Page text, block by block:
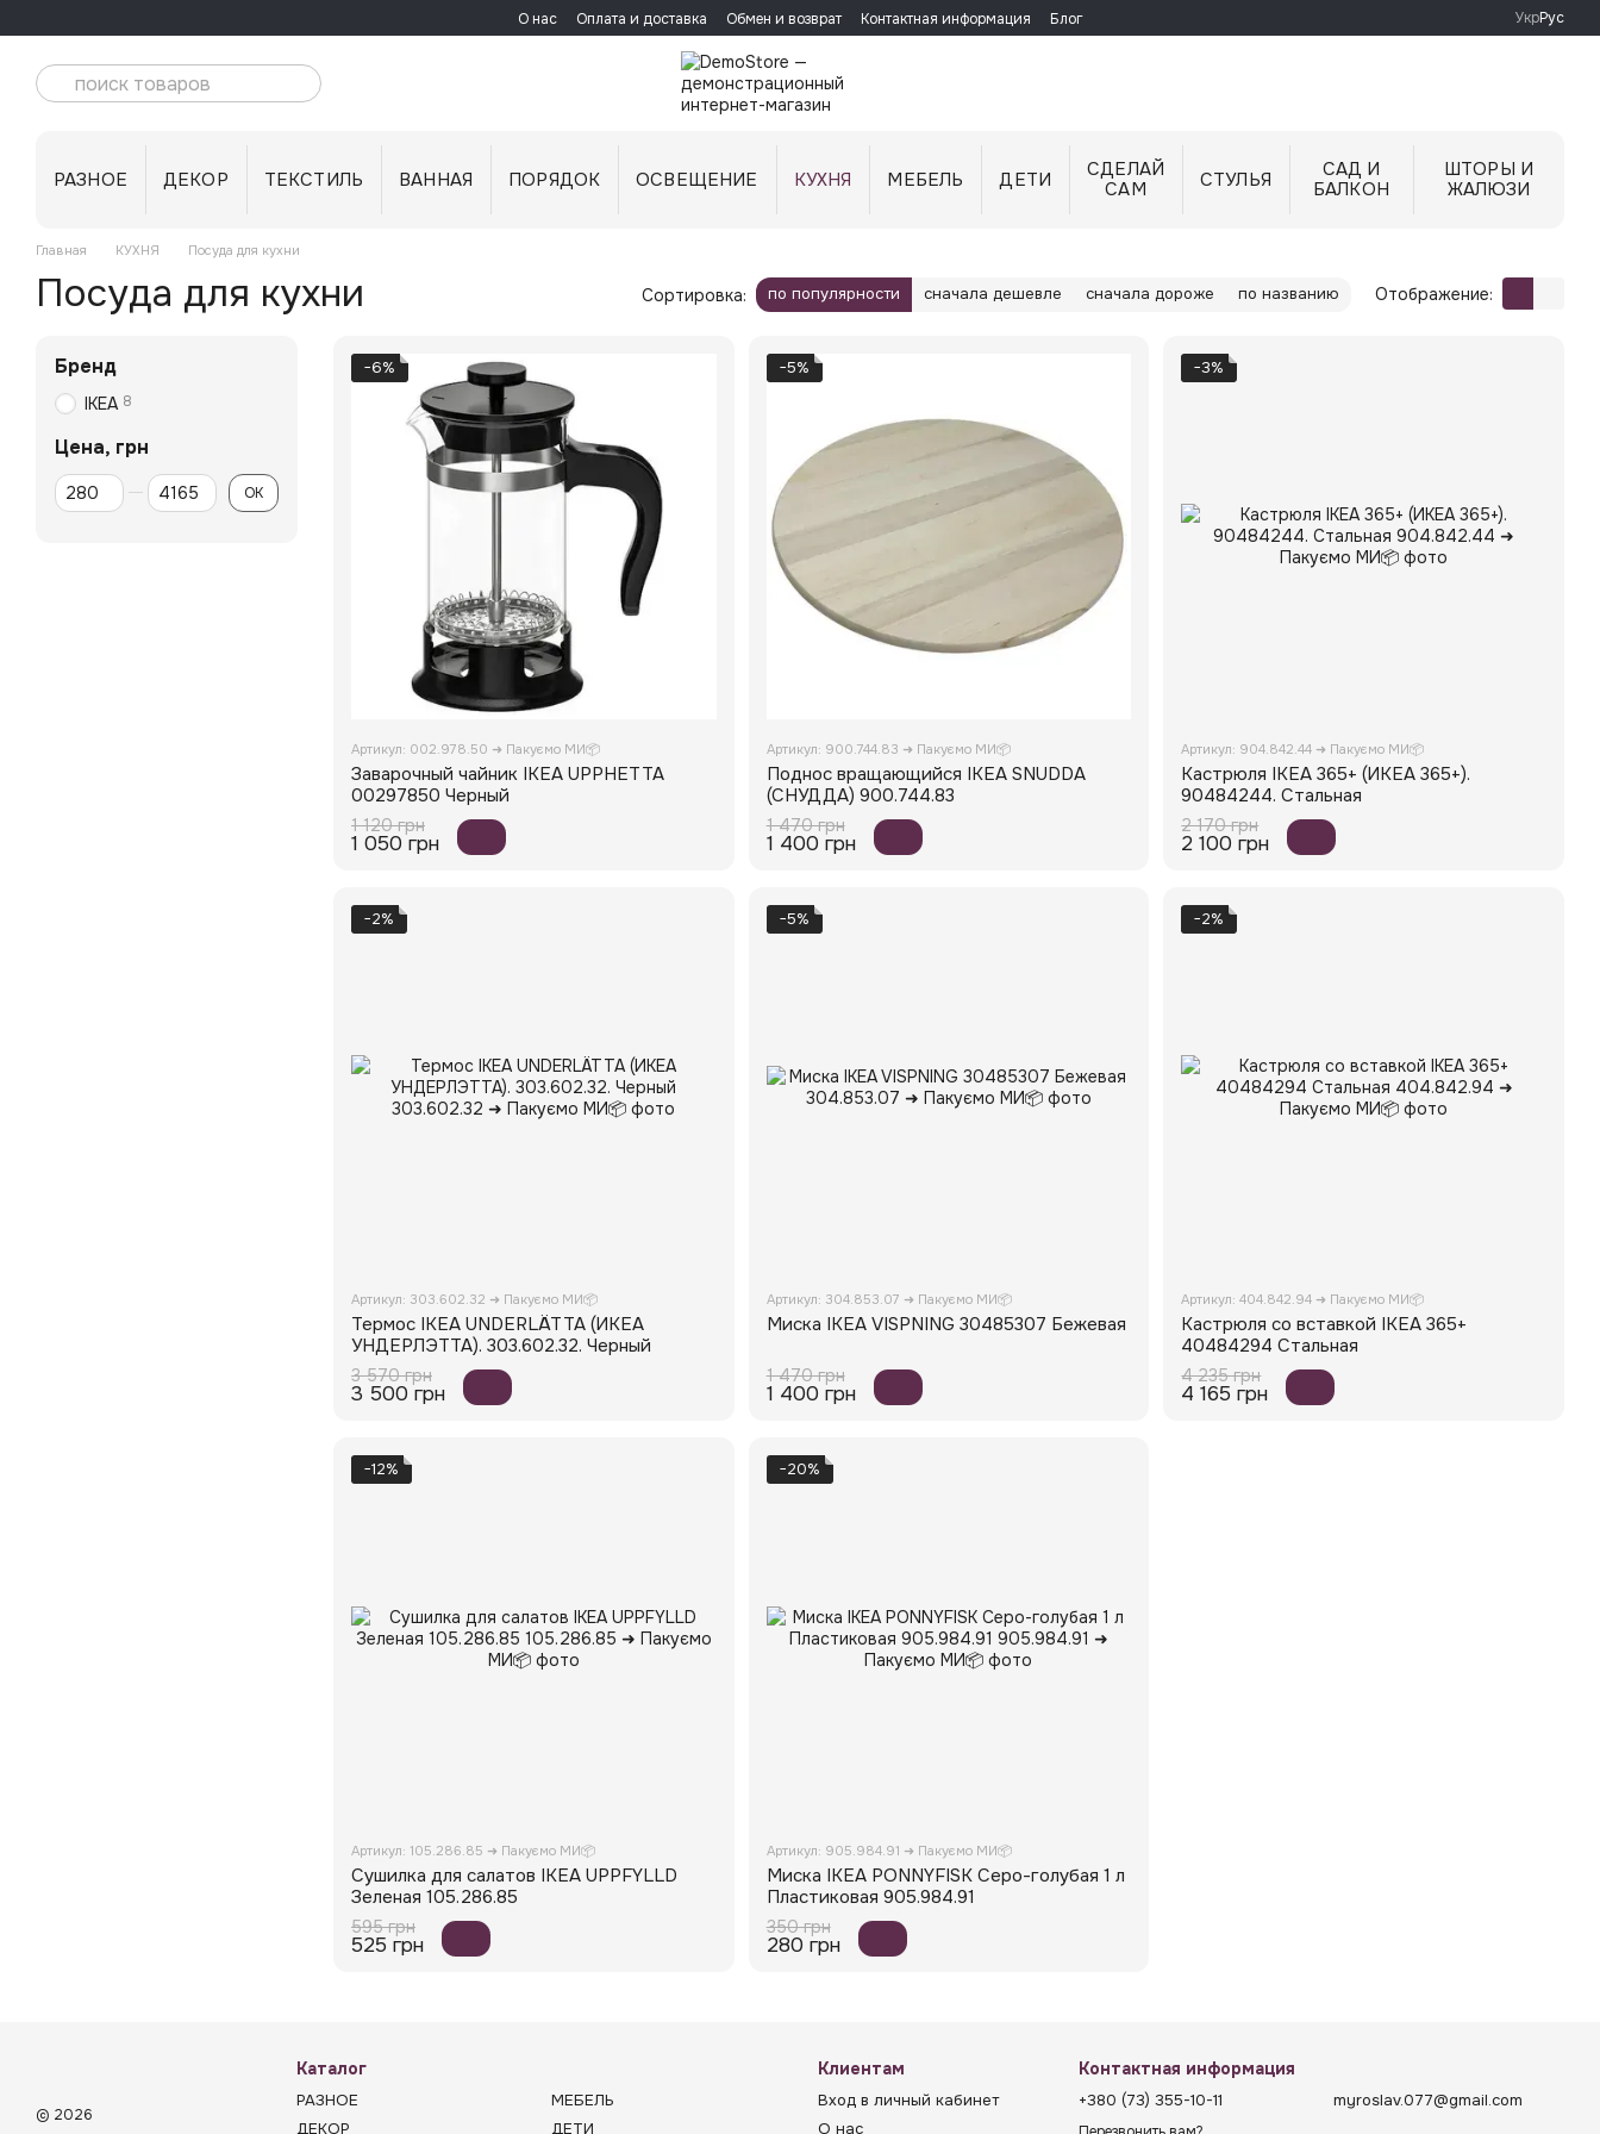
О нас Оплата и доставка Обмен и возврат Контактная информация Блог УкрРус
РАЗНОЕ ДЕКОР ТЕКСТИЛЬ ВАННАЯ ПОРЯДОК ОСВЕЩЕНИЕ КУХНЯ МЕБЕЛЬ ДЕТИ
СДЕЛАЙ
САМ
СТУЛЬЯ
САД И
БАЛКОН
ШТОРЫ И
ЖАЛЮЗИ
Главная КУХНЯ Посуда для кухни
Посуда для кухни Сортировка: по популярности сначала дешевле сначала дороже по названию Отображение:
−6%
Артикул: 002.978.50 ➜ Пакуємо МИ📦
Заварочный чайник IKEA UPPHETTA
00297850 Черный
1 120 грн
1 050 грн
−5%
Артикул: 900.744.83 ➜ Пакуємо МИ📦
Поднос вращающийся IKEA SNUDDA
(СНУДДА) 900.744.83
1 470 грн
1 400 грн
−3%
Артикул: 904.842.44 ➜ Пакуємо МИ📦
Кастрюля IKEA 365+ (ИКЕА 365+).
90484244. Стальная
2 170 грн
2 100 грн
−2%
Артикул: 303.602.32 ➜ Пакуємо МИ📦
Термос IKEA UNDERLÄTTA (ИКЕА
УНДЕРЛЭТТА). 303.602.32. Черный
3 570 грн
3 500 грн
−5%
Артикул: 304.853.07 ➜ Пакуємо МИ📦
Миска IKEA VISPNING 30485307 Бежевая
1 470 грн
1 400 грн
−2%
Артикул: 404.842.94 ➜ Пакуємо МИ📦
Кастрюля со вставкой IKEA 365+
40484294 Стальная
4 235 грн
4 165 грн
−12%
Артикул: 105.286.85 ➜ Пакуємо МИ📦
Сушилка для салатов IKEA UPPFYLLD
Зеленая 105.286.85
595 грн
525 грн
−20%
Артикул: 905.984.91 ➜ Пакуємо МИ📦
Миска IKEA PONNYFISK Серо-голубая 1 л
Пластиковая 905.984.91
350 грн
280 грн
Бренд
IKEA 8
Цена, грн
От Цена, грн
До Цена, грн OK
© 2026
Каталог
РАЗНОЕ
ДЕКОР
МЕБЕЛЬ
ДЕТИ
Клиентам
Вход в личный кабинет
О нас
Контактная информация
+380 (73) 355-10-11 myroslav.077@gmail.com